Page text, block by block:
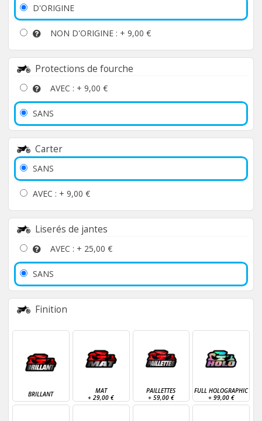
D'ORIGINE
NON D'ORIGINE : + 9,00 €
Protections de fourche
AVEC : + 9,00 €
SANS
Carter
SANS
AVEC : + 9,00 €
Liserés de jantes
AVEC : + 25,00 €
SANS
Finition
BRILLANT
MAT
+29,00 €
PAILLETTES
+ 59,00 €
FULL HOLOGRAPHIC
+ 99,00 €